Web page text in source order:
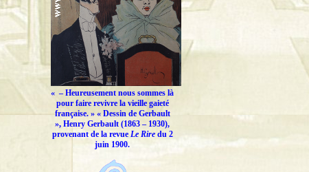
« – Heureusement nous sommes là
pour faire revivre la vieille gaieté
française.» « Dessin de Gerbault
», Henry Gerbault (1863 – 1930),
provenant de la revue Le Riredu 2
juin 1900.